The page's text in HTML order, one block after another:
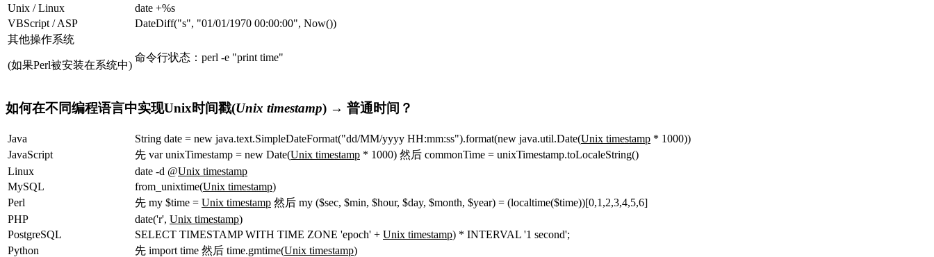
Unix / Linux
date +%s
VBScript / ASP
DateDiff("s", "01/01/1970 00:00:00", Now())
其他操作系统
(如果Perl被安装在系统中)
命令行状态： perl -e "print time"
如何在不同编程语言中实现Unix时间戳(Unix timestamp) → 普通时间？
Java String date = new java.text.SimpleDateFormat("dd/MM/yyyy HH:mm:ss").format(new java.util.Date(Unix timestamp * 1000))
JavaScript
先 var unixTimestamp = new Date(Unix timestamp * 1000) 然后 commonTime = unixTimestamp.toLocaleString()
Linux
date -d @Unix timestamp
MySQL
from_unixtime(Unix timestamp)
Perl
先 my $time = Unix timestamp 然后 my ($sec, $min, $hour, $day, $month, $year) = (localtime($time))[0,1,2,3,4,5,6]
PHP
date('r', Unix timestamp)
PostgreSQL
SELECT TIMESTAMP WITH TIME ZONE 'epoch' + Unix timestamp) * INTERVAL '1 second';
Python
先 import time 然后 time.gmtime(Unix timestamp)